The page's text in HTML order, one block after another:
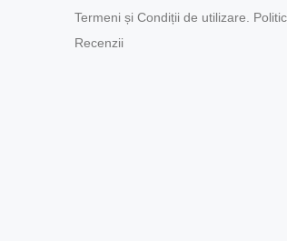
Termeni și Condiții de utilizare.
Recenzii